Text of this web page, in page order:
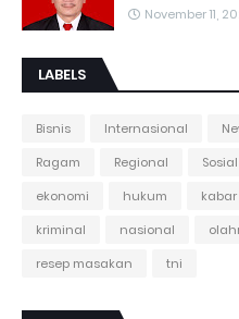
November 11,
LABELS
Bisnis Internasional
Ragam
Regional Sosial
ekonomi
hukum
kriminal
nasional
resep masakan
tni